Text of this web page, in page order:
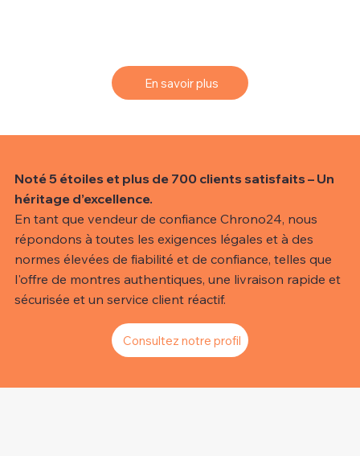
En savoir plus
Noté 5 étoiles et plus de 700 clients satisfaits – Un
héritage d’excellence.
En tant que vendeur de confiance Chrono24, nous
répondons à toutes les exigences légales et à des
normes élevées de fiabilité et de confiance, telles que
l'offre de montres authentiques, une livraison rapide et
sécurisée et un service client réactif.
Consultez notre profil